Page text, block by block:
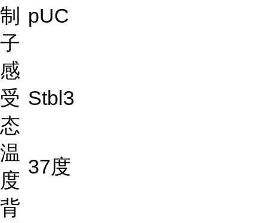
制
子
pUC
感
受
态
Stbl3
温
度
37度
背